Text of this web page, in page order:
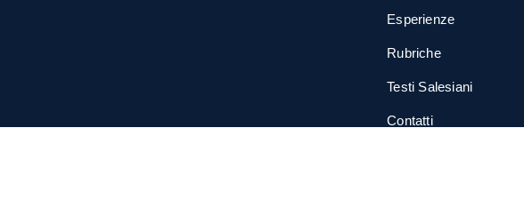
Esperienze
Rubriche
Testi Salesiani
Contatti